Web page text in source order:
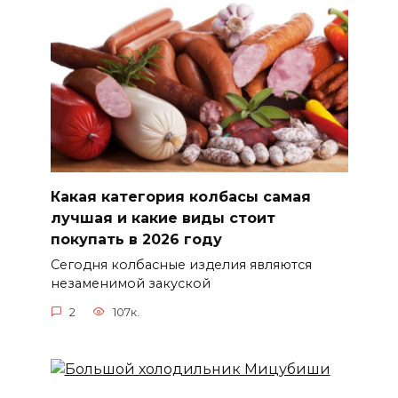
Какая категория колбасы самая
лучшая и какие виды стоит
покупать в 2026 году
Сегодня колбасные изделия являются
незаменимой закуской
2 107к.